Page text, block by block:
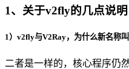
1、关于v2fly的几点说明
1）v2fly与V2Ray，为什么新名称
二者是一样的，核心程序仍